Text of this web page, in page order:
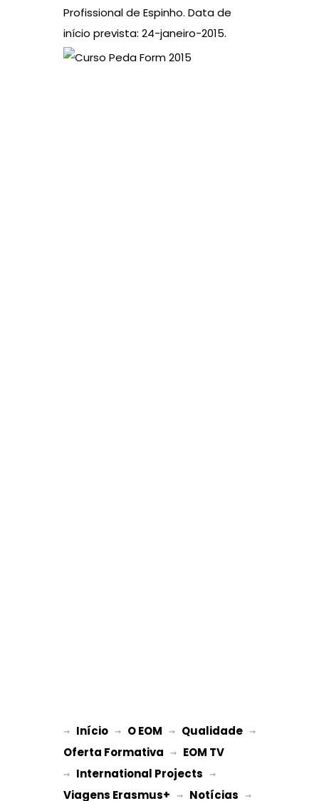
Profissional de Espinho. Data de
início prevista: 24-janeiro-2015.
→ Início → O EOM → Qualidade
Oferta Formativa → EOM TV
→ International Projects
Viagens Erasmus+ → Notícias